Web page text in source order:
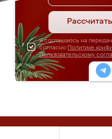
Я соглашаюсь на
согласно Политике
Пользовательскому